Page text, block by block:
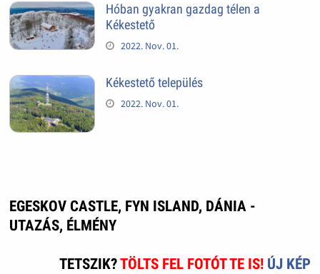
Hóban gyakran gazdag télen a
Kékestető
2022. Nov. 01.
Kékestető település
2022. Nov. 01.
EGESKOV CASTLE, FYN ISLAND, DÁNIA -
UTAZÁS, ÉLMÉNY
TETSZIK?TÖLTS FEL FOTÓT TE IS! ÚJ KÉP